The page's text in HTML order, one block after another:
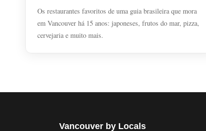
Os restaurantes favoritos de uma guia brasileira que mora
em Vancouver há 15 anos: japoneses, frutos do mar, pizza,
cervejaria e muito mais.
Vancouver by Locals